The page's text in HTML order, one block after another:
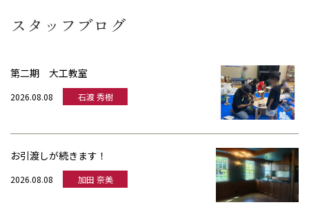
スタッフブログ
第二期 大工教室
2026.08.08 石渡 秀樹
お引渡しが続きます！
2026.08.08 加田 奈美